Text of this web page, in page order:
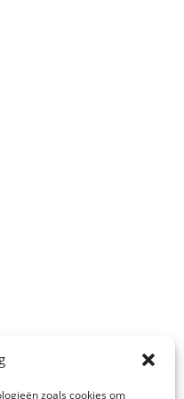
zoals cookies om